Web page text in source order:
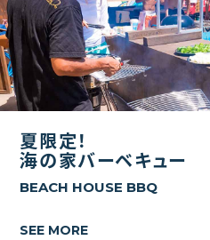
夏限定！
海の家バーベキュー
BEACH HOUSE BBQ
SEE MORE